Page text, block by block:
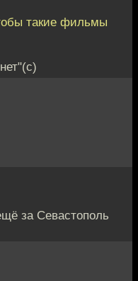
такие фильмы
за Севастополь